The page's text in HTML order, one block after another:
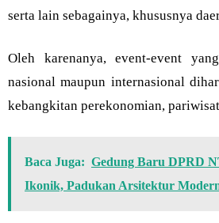
serta lain sebagainya, khususnya
Oleh karenanya, event-event
nasional maupun internasional
kebangkitan perekonomian,
Baca Juga: Gedung Baru DPRD
Ikonik, Padukan Arsitektur